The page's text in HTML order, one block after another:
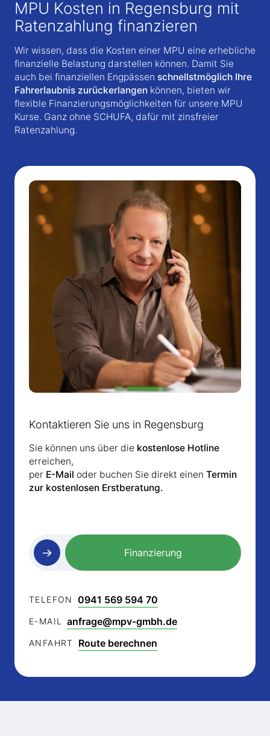
MPU Kosten in Regensburg mit
Ratenzahlung finanzieren
Wir wissen, dass die Kosten einer MPU eine erhebliche
finanzielle Belastung darstellen können. Damit Sie
auch bei finanziellen Engpässen schnellstmöglich Ihre
Fahrerlaubnis zurückerlangen können, bieten wir
flexible Finanzierungsmöglichkeiten für unsere MPU
Kurse. Ganz ohne SCHUFA, dafür mit zinsfreier
Ratenzahlung.
Kontaktieren Sie uns in Regensburg
Sie können uns über die kostenlose Hotline
erreichen,
per E-Mail oder buchen Sie direkt einen Termin
zur kostenlosen Erstberatung.
Finanzierung
TELEFON 0941 569 594 70
E-MAIL anfrage@mpv-gmbh.de
ANFAHRT Route berechnen